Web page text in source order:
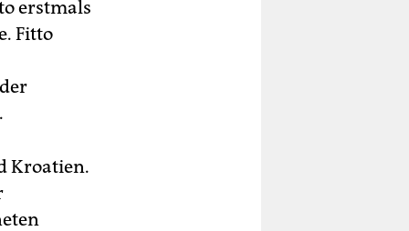
erstmals
Fitto
Kroatien.